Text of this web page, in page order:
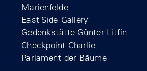
Marienfelde
East Side Gallery
Gedenkstätte Günter Litfin
Checkpoint Charlie
Parlament der Bäume